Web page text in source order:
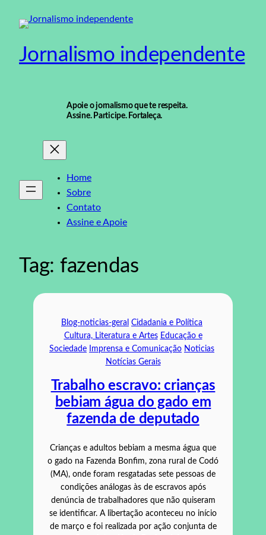
para
conteúdo
Jornalismo independente
Apoie o jornalismo que te respeita.
Assine. Participe. Fortaleça.
Home
Sobre
Contato
Assine e Apoie
Tag: fazendas
Blog-noticias-geral Cidadania e Política
Cultura, Literatura e Artes Educação e
Sociedade
Imprensa e Comunicação Noticias
Notícias Gerais
Trabalho escravo: crianças
bebiam água do gado em
fazenda de deputado
Crianças e adultos bebiam a mesma água que
o gado na Fazenda Bonfim, zona rural de Codó
(MA), onde foram resgatadas sete pessoas de
condições análogas às de escravos após
denúncia de trabalhadores que não quiseram
se identificar. A libertação aconteceu no início
de março e foi realizada por ação conjunta de